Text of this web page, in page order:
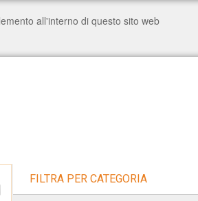
FILTRA PER CATEGORIA